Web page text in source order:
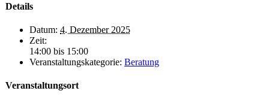
Details
Datum: 4. Dezember 2025
Zeit:
14:00 bis 15:00
Veranstaltungskategorie: Beratung
Veranstaltungsort